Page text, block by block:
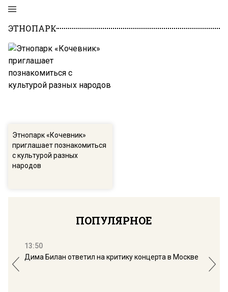
ЭТНОПАРК
Этнопарк «Кочевник»
приглашает познакомиться
с культурой разных
народов
ПОПУЛЯРНОЕ
13:50
Дима Билан ответил на критику концерта в Москве